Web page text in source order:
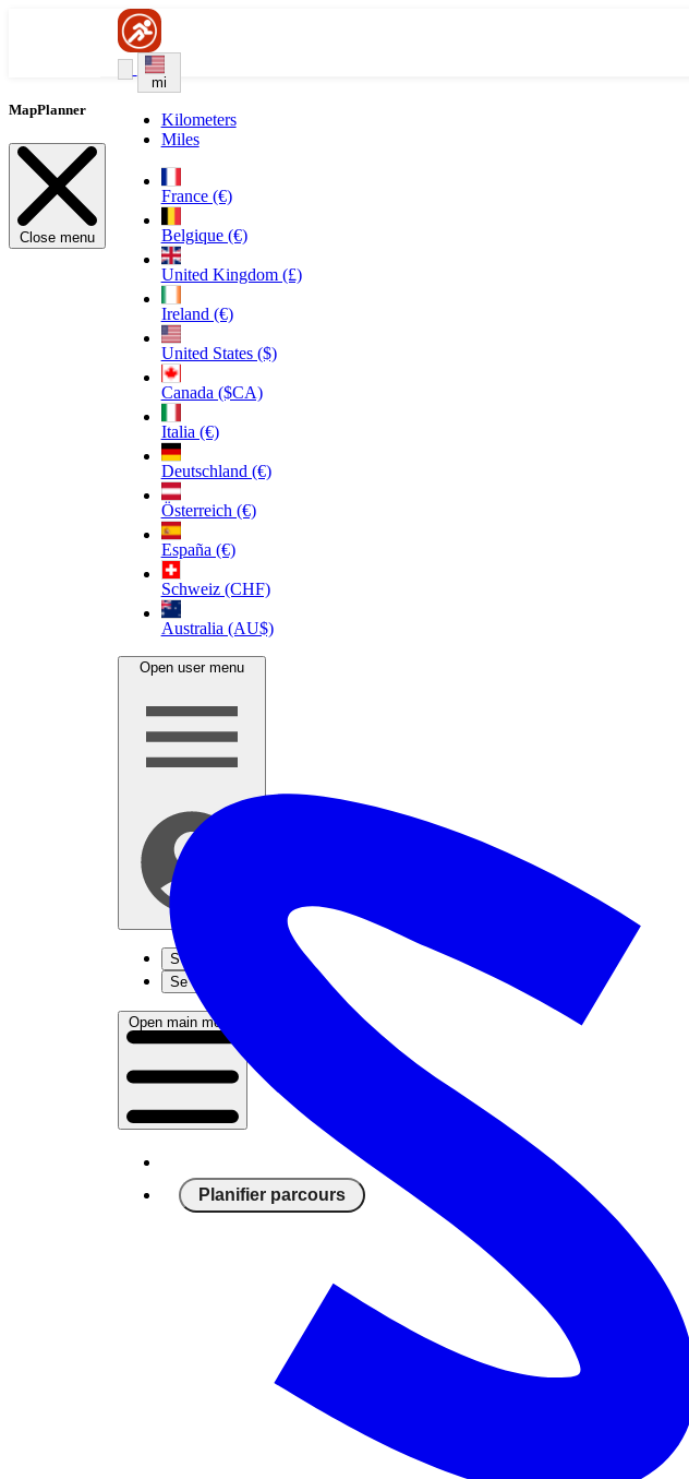
mi
Kilometers
Miles
France (€)
Belgique (€)
United Kingdom (£)
Ireland (€)
United States ($)
Canada ($CA)
Italia (€)
Deutschland (€)
Österreich (€)
España (€)
Schweiz (CHF)
Australia (AU$)
Open user menu
S'inscrire
Se connecter
Open main menu
Planifier parcours
MapPlanner
Close menu